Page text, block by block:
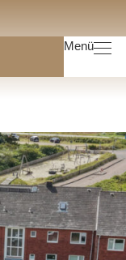
Menü
Immobilien